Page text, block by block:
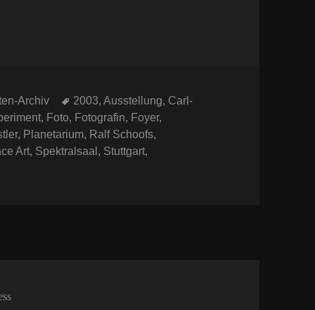
Archiv Schlagwörter
2003,Ausstellung, Carl-
, Foto, Fotografin, Foyer,
, Planetarium, Ralf Schoofs,
Art, Spektralsaal , Stuttgart,